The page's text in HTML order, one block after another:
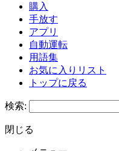
購入
手放す
アプリ
自動運転
用語集
お気に入りリスト
トップに戻る
検索:
閉じる